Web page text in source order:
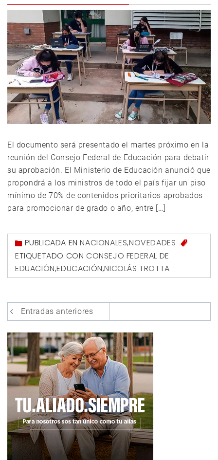
El documento será presentado el martes próximo en la
reunión del Consejo Federal de Educación para debatir
su aprobación. El Ministerio de Educación anunció que
propondrá a los ministros de todo el país fijar un piso
mínimo de 70% de contenidos prioritarios aprobados
para promocionar de grado o año, entre […]
PUBLICADA ENNACIONALES,NOVEDADES
ETIQUETADO CON CONSEJO FEDERAL DE
EDUACIÓN,EDUCACIÓN,NICOLÁS TROTTA
Navegación
de
entradas
Entradas anteriores